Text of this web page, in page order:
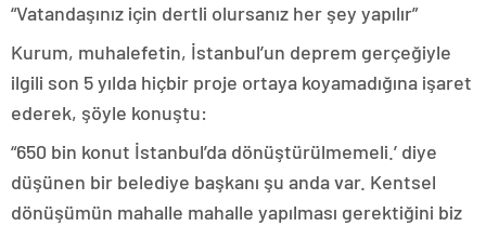
“Vatandaşınız için dertli olursanız her şey yapılır”
Kurum, muhalefetin, İstanbul’un deprem gerçeğiyle
ilgili son 5 yılda hiçbir proje ortaya koyamadığına işaret
ederek, şöyle konuştu:
“650 bin konut İstanbul’da dönüştürülmemeli.’ diye
düşünen bir belediye başkanı şu anda var. Kentsel
dönüşümün mahalle mahalle yapılması gerektiğini biz